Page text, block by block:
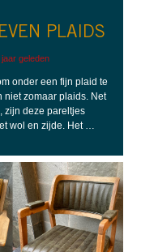
PLAIDS
jaar geleden
onder een fijn plaid te
zomaar plaids. Net
zijn deze pareltjes
wol en zijde. Het …